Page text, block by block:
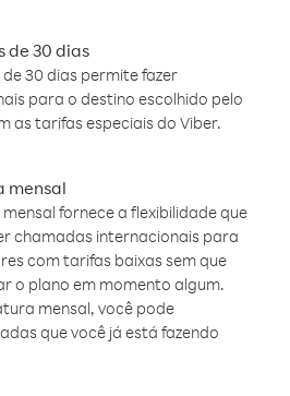
de 30 dias
30 dias permite fazer
para o destino escolhido pelo
as tarifas especiais do Viber.
mensal
fornece a flexibilidade que
chamadas internacionais para
com tarifas baixas sem que
o plano em momento algum.
mensal, você pode
que você já está fazendo